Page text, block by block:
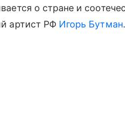
о стране и
артист РФ Игорь Бутман.